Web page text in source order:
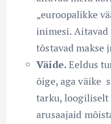
„euroopalikke
inimesi.
tõstavad makse
Väide.Eeldus
õige, aga väike
tarku,
arusaajaid